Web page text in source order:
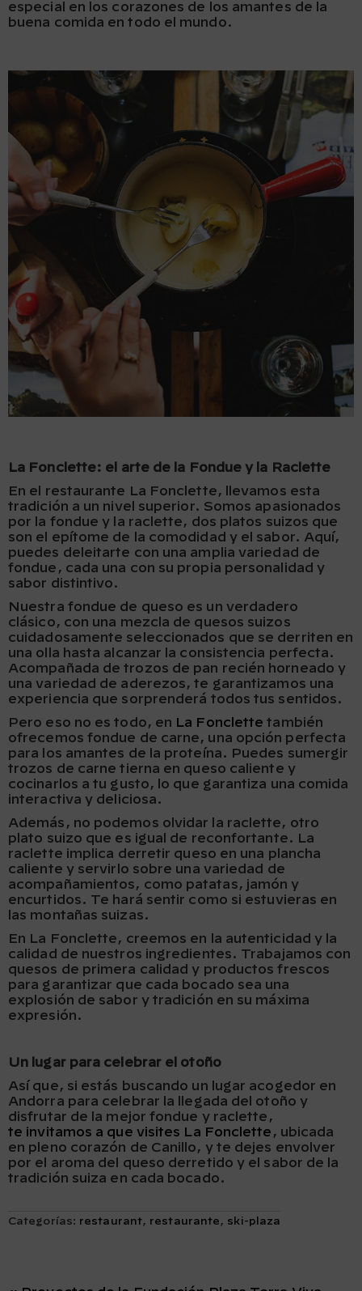
especial en los corazones de los amantes de la
buena comida en todo el mundo.
La Fonclette: el arte de la Fondue y la Raclette
En el restaurante La Fonclette, llevamos esta
tradición a un nivel superior. Somos apasionados
por la fondue y la raclette, dos platos suizos que
son el epítome de la comodidad y el sabor. Aquí,
puedes deleitarte con una amplia variedad de
fondue, cada una con su propia personalidad y
sabor distintivo.
Nuestra fondue de queso es un verdadero
clásico, con una mezcla de quesos suizos
cuidadosamente seleccionados que se derriten en
una olla hasta alcanzar la consistencia perfecta.
Acompañada de trozos de pan recién horneado y
una variedad de aderezos, te garantizamos una
experiencia que sorprenderá todos tus sentidos.
Pero eso no es todo, en La Fonclette también
ofrecemos fondue de carne, una opción perfecta
para los amantes de la proteína. Puedes sumergir
trozos de carne tierna en queso caliente y
cocinarlos a tu gusto, lo que garantiza una comida
interactiva y deliciosa.
Además, no podemos olvidar la raclette, otro
plato suizo que es igual de reconfortante. La
raclette implica derretir queso en una plancha
caliente y servirlo sobre una variedad de
acompañamientos, como patatas, jamón y
encurtidos. Te hará sentir como si estuvieras en
las montañas suizas.
En La Fonclette, creemos en la autenticidad y la
calidad de nuestros ingredientes. Trabajamos con
quesos de primera calidad y productos frescos
para garantizar que cada bocado sea una
explosión de sabor y tradición en su máxima
expresión.
Un lugar para celebrar el otoño
Así que, si estás buscando un lugar acogedor en
Andorra para celebrar la llegada del otoño y
disfrutar de la mejor fondue y raclette,
te invitamos a que visites La Fonclette , ubicada
en pleno corazón de Canillo, y te dejes envolver
por el aroma del queso derretido y el sabor de la
tradición suiza en cada bocado.
Categorías: restaurant, restaurante , ski-plaza